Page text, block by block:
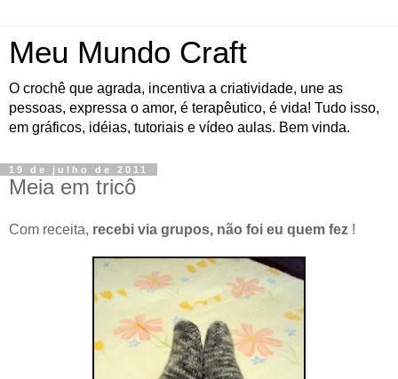
Meu Mundo Craft
O crochê que agrada, incentiva a criatividade, une as
pessoas, expressa o amor, é terapêutico, é vida! Tudo isso,
em gráficos, idéias, tutoriais e vídeo aulas. Bem vinda.
19 de julho de 2011
Meia em tricô
Com receita, recebi via grupos, não foi eu quem fez !